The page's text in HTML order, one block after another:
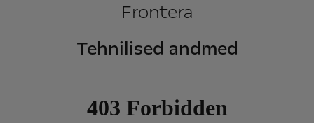
Frontera
Tehnilised andmed